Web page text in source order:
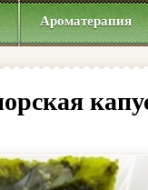
Ароматерапия